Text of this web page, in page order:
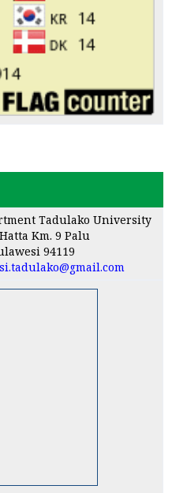
Tadulako University
Km. 9 Palu
94119